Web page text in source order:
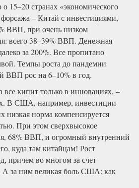
15–20 странах «экономического
– Китай с инвестициями,
ВВП, при очень низком
всего 38–39% ВВП. Денежная
за 200%. Все пропитано
Темпы роста до пандемии
ВВП рос на 6–10% в год.
все кипит только в инновациях, –
В США, например, инвестиции
норма компенсируется
При этом сверхвысокое
68% ВВП, и огромный внутренний
куда там китайцам! Рост
причем во многом за счет
А за ним великая боль США: как